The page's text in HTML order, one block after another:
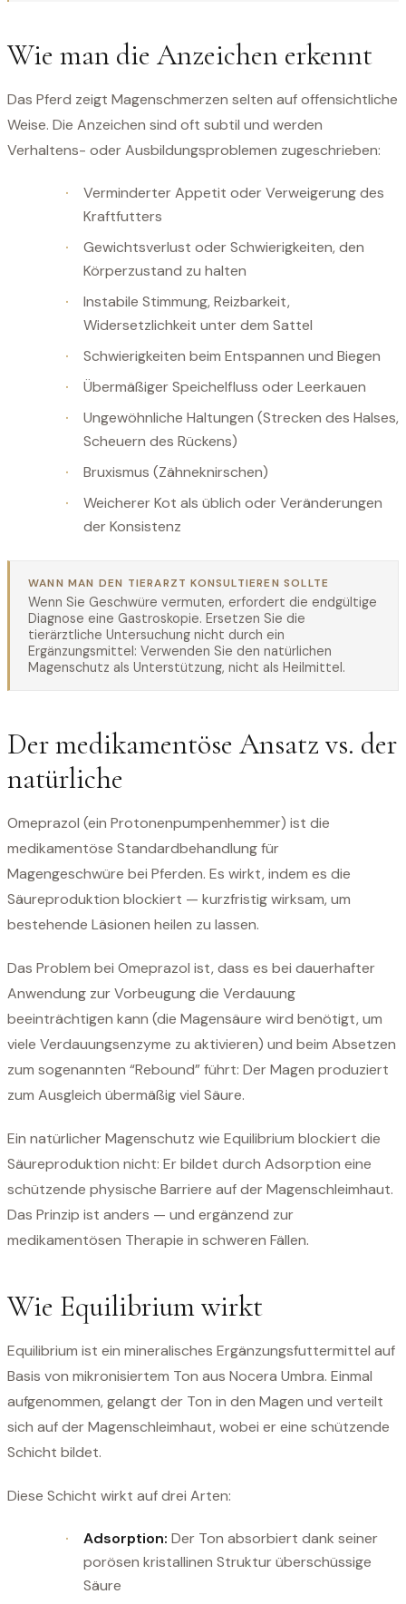
Wie man die Anzeichen erkennt
Das Pferd zeigt Magenschmerzen selten auf offensichtliche
Weise. Die Anzeichen sind oft subtil und werden
Verhaltens- oder Ausbildungsproblemen zugeschrieben:
Verminderter Appetit oder Verweigerung des
Kraftfutters
Gewichtsverlust oder Schwierigkeiten, den
Körperzustand zu halten
Instabile Stimmung, Reizbarkeit,
Widersetzlichkeit unter dem Sattel
Schwierigkeiten beim Entspannen und Biegen
Übermäßiger Speichelfluss oder Leerkauen
Ungewöhnliche Haltungen (Strecken des Halses,
Scheuern des Rückens)
Bruxismus (Zähneknirschen)
Weicherer Kot als üblich oder Veränderungen
der Konsistenz
WANN MAN DEN TIERARZT KONSULTIEREN SOLLTE
Wenn Sie Geschwüre vermuten, erfordert die endgültige
Diagnose eine Gastroskopie. Ersetzen Sie die
tierärztliche Untersuchung nicht durch ein
Ergänzungsmittel: Verwenden Sie den natürlichen
Magenschutz als Unterstützung, nicht als Heilmittel.
Der medikamentöse Ansatz vs. der
natürliche
Omeprazol (ein Protonenpumpenhemmer) ist die
medikamentöse Standardbehandlung für
Magengeschwüre bei Pferden. Es wirkt, indem es die
Säureproduktion blockiert — kurzfristig wirksam, um
bestehende Läsionen heilen zu lassen.
Das Problem bei Omeprazol ist, dass es bei dauerhafter
Anwendung zur Vorbeugung die Verdauung
beeinträchtigen kann (die Magensäure wird benötigt, um
viele Verdauungsenzyme zu aktivieren) und beim Absetzen
zum sogenannten “Rebound” führt: Der Magen produziert
zum Ausgleich übermäßig viel Säure.
Ein natürlicher Magenschutz wie Equilibrium blockiert die
Säureproduktion nicht: Er bildet durch Adsorption eine
schützende physische Barriere auf der Magenschleimhaut.
Das Prinzip ist anders — und ergänzend zur
medikamentösen Therapie in schweren Fällen.
Wie Equilibrium wirkt
Equilibrium ist ein mineralisches Ergänzungsfuttermittel auf
Basis von mikronisiertem Ton aus Nocera Umbra. Einmal
aufgenommen, gelangt der Ton in den Magen und verteilt
sich auf der Magenschleimhaut, wobei er eine schützende
Schicht bildet.
Diese Schicht wirkt auf drei Arten:
Adsorption: Der Ton absorbiert dank seiner
porösen kristallinen Struktur überschüssige
Säure